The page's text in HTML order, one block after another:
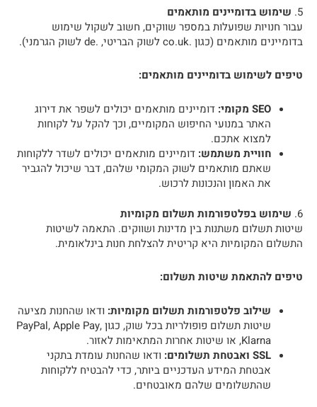
5. שימוש בדומיינים מותאמים
עבור חנויות שפועלות במספר שווקים, חשוב לשקול שימוש
בדומיינים מותאמים (כגון .co.uk לשוק הבריטי, .de לשוק הגרמני).
טיפים לשימוש בדומיינים מותאמים:
SEO מקומי:
דומיינים מותאמים יכולים לשפר את דירוג
האתר במנועי החיפוש המקומיים, וכך להקל על לקוחות
למצוא אתכם.
חוויית משתמש: דומיינים מותאמים יכולים לשדר ללקוחות
שאתם מותאמים לשוק המקומי שלהם, דבר שיכול להגביר
את האמון והנכונות לרכוש.
6. שימוש בפלטפורמות תשלום מקומיות
שיטות תשלום משתנות בין מדינות ושווקים. התאמה לשיטות
התשלום המקומיות היא קריטית להצלחת חנות בינלאומית.
טיפים להתאמת שיטות תשלום:
שילוב פלטפורמות תשלום מקומיות: ודאו שהחנות מציעה
שיטות תשלום פופולריות בכל שוק, כגון PayPal, Apple Pay,
Klarna, או שיטות אחרות המתאימות לאזור.
SSL ואבטחת תשלומים:
ודאו שהחנות עומדת בתקני
אבטחת המידע העדכניים ביותר, כדי להבטיח ללקוחות
שהתשלומים שלהם מאובטחים.